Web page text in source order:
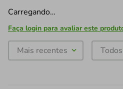
Carregando…
Faça login para avaliar este
Mais recentes Todos